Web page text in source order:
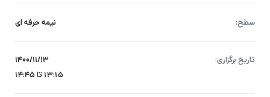
سطح: نیمه حرفه ای
تاریخ برگزاری:
۱۴۰۰/۱۱/۱۳
13:15 تا 14:45